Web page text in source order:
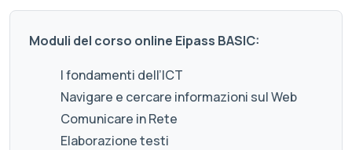
Moduli del corso online Eipass BASIC:
I fondamenti dell’ICT
Navigare e cercare informazioni sul Web
Comunicare in Rete
Elaborazione testi